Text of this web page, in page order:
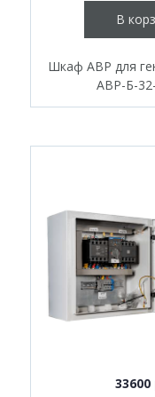
В
Шкаф АВР для
АВР-Б-
33600